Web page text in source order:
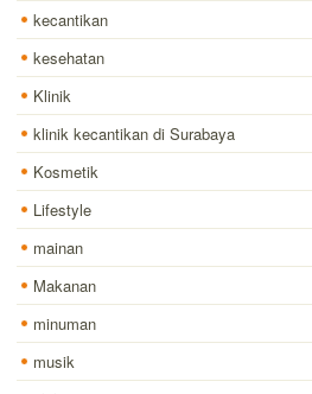
kecantikan
kesehatan
Klinik
klinik kecantikan di Surabaya
Kosmetik
Lifestyle
mainan
Makanan
minuman
musik